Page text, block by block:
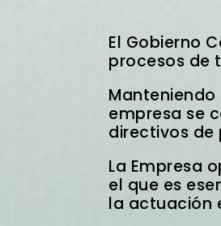
El Gobierno
procesos de
empresa se
directivos de
La Empresa
el que es
la actuación